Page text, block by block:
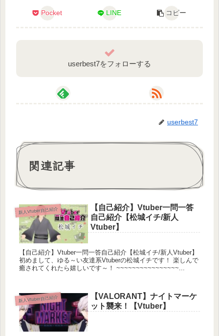
Pocket LINE コピー
userbest7をフォローする
userbest7
関連記事
新人Vtuber自己紹介
【自己紹介】Vtuber一問一答
自己紹介【松城イチ/新人
Vtuber】
【自己紹介】Vtuber一問一答自己紹介【松城イチ/新人Vtuber】
初めまして、ゆる～い友達系Vtuberの松城イチです！ 楽しんで
癒されてくれたら嬉しいです～！ ~~~~~~~~~~~~~~~~...
新人Vtuber自己紹介
【VALORANT】ナイトマーケ
ット襲来！【Vtuber】